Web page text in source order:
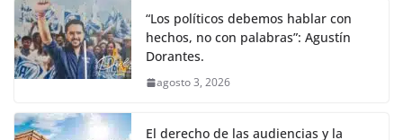
“Los políticos debemos hablar con
hechos, no con palabras”: Agustín
Dorantes.
agosto 3, 2026
El derecho de las audiencias y la